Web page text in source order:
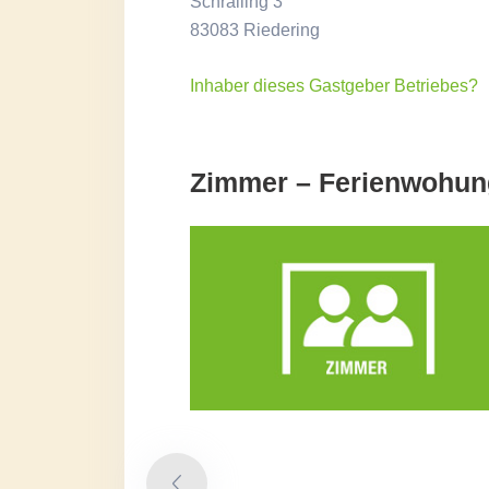
83083 Riedering
Inhaber dieses Gastgeber Betriebes?
Zimmer –